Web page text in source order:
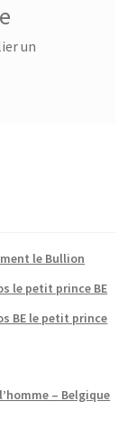
un
le Bullion
le petit prince BE
BE le petit prince
– Belgique